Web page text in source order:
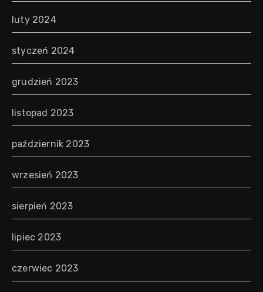
luty 2024
styczeń 2024
grudzień 2023
listopad 2023
październik 2023
wrzesień 2023
sierpień 2023
lipiec 2023
czerwiec 2023